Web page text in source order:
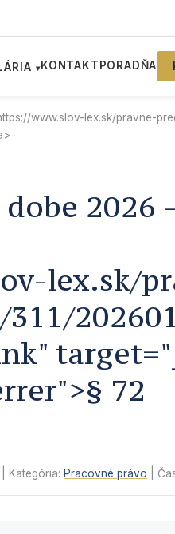
▾KONTAKT PORADŇA
www.slov-lex.sk/pravne-
2026
lex.sk/
72
| Kategória: Pracovné právo |